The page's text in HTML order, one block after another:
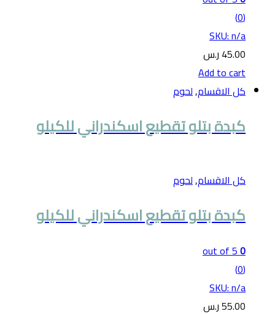
(0)
SKU: n/a
45.00 ر.س
Add to cart
كل الاقسام,لحوم
كبدة بتلو تقطيع اسكندراني للكيلو
كل الاقسام,لحوم
كبدة بتلو تقطيع اسكندراني للكيلو
0
out of 5
(0)
SKU: n/a
55.00ر.س